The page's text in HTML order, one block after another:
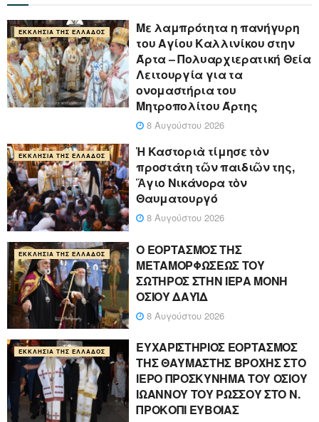
ΕΚΚΛΗΣΊΑ ΤΗΣ ΕΛΛΆΔΟΣ
Με λαμπρότητα η πανήγυρη
του Αγίου Καλλινίκου στην
Άρτα – Πολυαρχιερατική Θεία
Λειτουργία για τα
ονομαστήρια του
Μητροπολίτου Άρτης
8 Αυγούστου 2026
ΕΚΚΛΗΣΊΑ ΤΗΣ ΕΛΛΆΔΟΣ
Ἡ Καστοριὰ τίμησε τὸν
προστάτη τῶν παιδιῶν της,
Ἅγιο Νικάνορα τὸν
Θαυματουργό
8 Αυγούστου 2026
ΕΚΚΛΗΣΊΑ ΤΗΣ ΕΛΛΆΔΟΣ
Ο ΕΟΡΤΑΣΜΟΣ ΤΗΣ
ΜΕΤΑΜΟΡΦΩΣΕΩΣ ΤΟΥ
ΣΩΤΗΡΟΣ ΣΤΗΝ ΙΕΡΑ ΜΟΝΗ
ΟΣΙΟΥ ΔΑΥΪΔ
8 Αυγούστου 2026
ΕΚΚΛΗΣΊΑ ΤΗΣ ΕΛΛΆΔΟΣ
ΕΥΧΑΡΙΣΤΗΡΙΟΣ ΕΟΡΤΑΣΜΟΣ
ΤΗΣ ΘΑΥΜΑΣΤΗΣ ΒΡΟΧΗΣ ΣΤΟ
ΙΕΡΟ ΠΡΟΣΚΥΝΗΜΑ ΤΟΥ ΟΣΙΟΥ
ΙΩΑΝΝΟΥ ΤΟΥ ΡΩΣΣΟΥ ΣΤΟ Ν.
ΠΡΟΚΟΠΙ ΕΥΒΟΙΑΣ